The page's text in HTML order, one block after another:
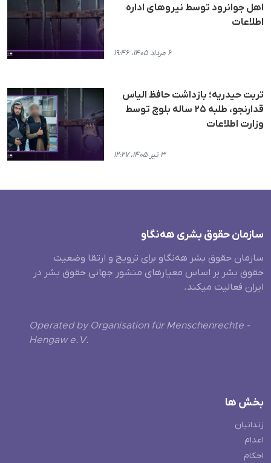
اهل جوانرود توسط نیروهای اداره
اطلاعات
۶ مرداد ۱۴۰۵، ۱۹:۴۶
تربت حیدریه؛ بازداشت حافظ الیاس
قدارنجو، طلبه ۲۵ ساله بلوچ توسط
وزارت اطلاعات
۳ تیر ۱۴۰۵، ۱۲:۲۷
سازمان حقوق بشری هەنگاو
سازمان حقوق بشر هه‌نگاو برای ترویج و ارتقا وضعیت
حقوق بشر بر اساس معیارهای منشور جهانی حقوق بشر در
ایران فعالیت میکند.
Operated by Organisation für Menschenrechte -
Hengaw e.V.
بخش ها
زندانیان
اعدام
احکام